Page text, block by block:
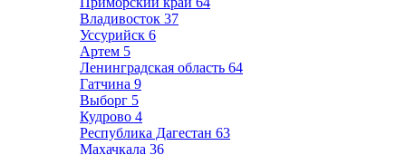
Владивосток 37
Уссурийск 6
Артем 5
Ленинградская область 64
Гатчина 9
Выборг 5
Кудрово 4
Республика Дагестан 63
Махачкала 36